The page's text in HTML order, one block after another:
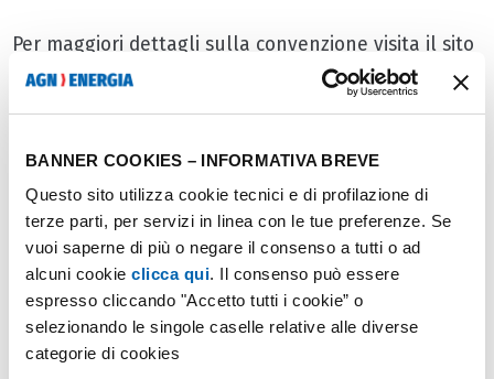
BANNER COOKIES – INFORMATIVA BREVE
Questo sito utilizza cookie tecnici e di profilazione di
terze parti, per servizi in linea con le tue preferenze. Se
vuoi saperne di più o negare il consenso a tutti o ad
alcuni cookie clicca qui. Il consenso può essere
espresso cliccando "Accetto tutti i cookie” o
selezionando le singole caselle relative alle diverse
categorie di cookies
Per maggiori dettagli sulla convenzione visita il sito
https://www.confcommerciocomo.it/ricarica-di-
I vantaggi
Grazie all’installazione deisistemi di ricarica
elettrica AGNe-DRIVEnon solo si offre un servizio ad
alto valore aggiunto alla propria clientela, ma si ha
la possibilità di entrare a far parte della rete